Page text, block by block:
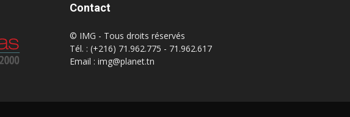
Contact
© IMG - Tous droits réservés
Tél. : (+216) 71.962.775 - 71.962.617
Email : img@planet.tn